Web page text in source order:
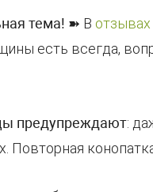
тема! ➽ В
есть всегда,
предупреждают:
Повторная